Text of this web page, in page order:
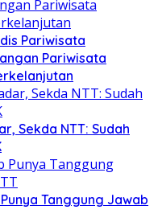
Pariwisata
Pariwisata
Sekda NTT: Sudah
Tanggung Jawab